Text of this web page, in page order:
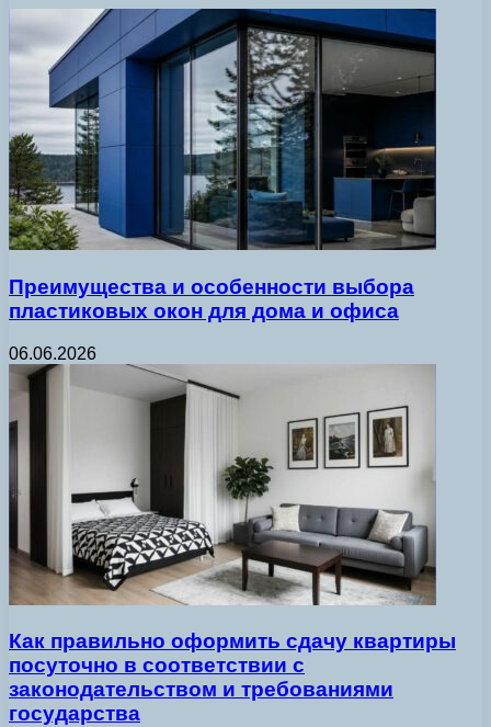
Преимущества и особенности выбора
пластиковых окон для дома и офиса
06.06.2026
Как правильно оформить сдачу квартиры
посуточно в соответствии с
законодательством и требованиями
государства